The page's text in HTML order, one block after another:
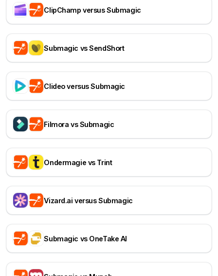
ClipChamp versus Submagic
Submagic vs SendShort
Clideo versus Submagic
Filmora vs Submagic
Ondermagie vs Trint
Vizard.ai versus Submagic
Submagic vs OneTake AI